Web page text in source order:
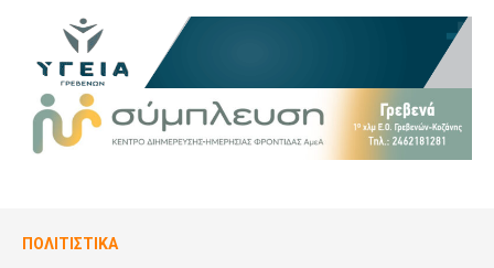
ΠΟΛΙΤΙΣΤΙΚΆ